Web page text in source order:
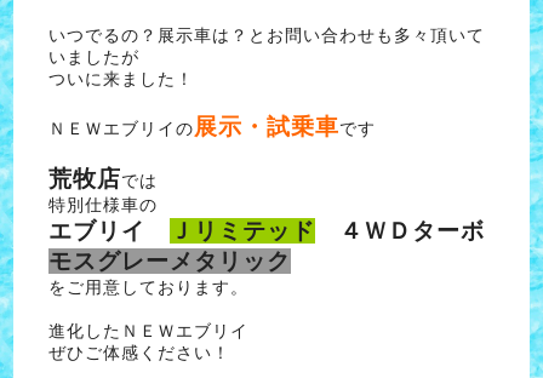
いつでるの？展示車は？とお問い合わせも多々頂いて
いましたが
ついに来ました！
ＮＥＷエブリイの展示・試乗車です
荒牧店では
特別仕様車の
エブリイ Ｊリミテッド ４ＷＤターボ
モスグレーメタリック
をご用意しております。
進化したＮＥＷエブリイ
ぜひご体感ください！